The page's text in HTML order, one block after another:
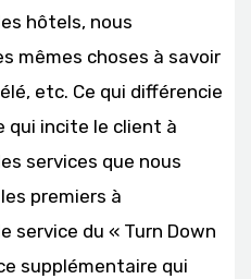
hôtels, nous
mêmes choses à savoir
etc. Ce qui différencie
qui incite le client à
services que nous
premiers à
service du « Turn Down
supplémentaire qui